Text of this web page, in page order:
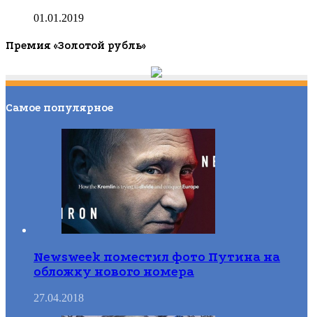
01.01.2019
Премия «Золотой рубль»
Самое популярное
Newsweek поместил фото Путина на
обложку нового номера
27.04.2018